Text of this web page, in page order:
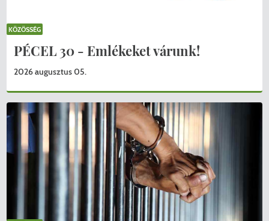
PÉCEL 30 - Emlékeket várunk!
2026 augusztus 05.
KÖZÖSSÉG